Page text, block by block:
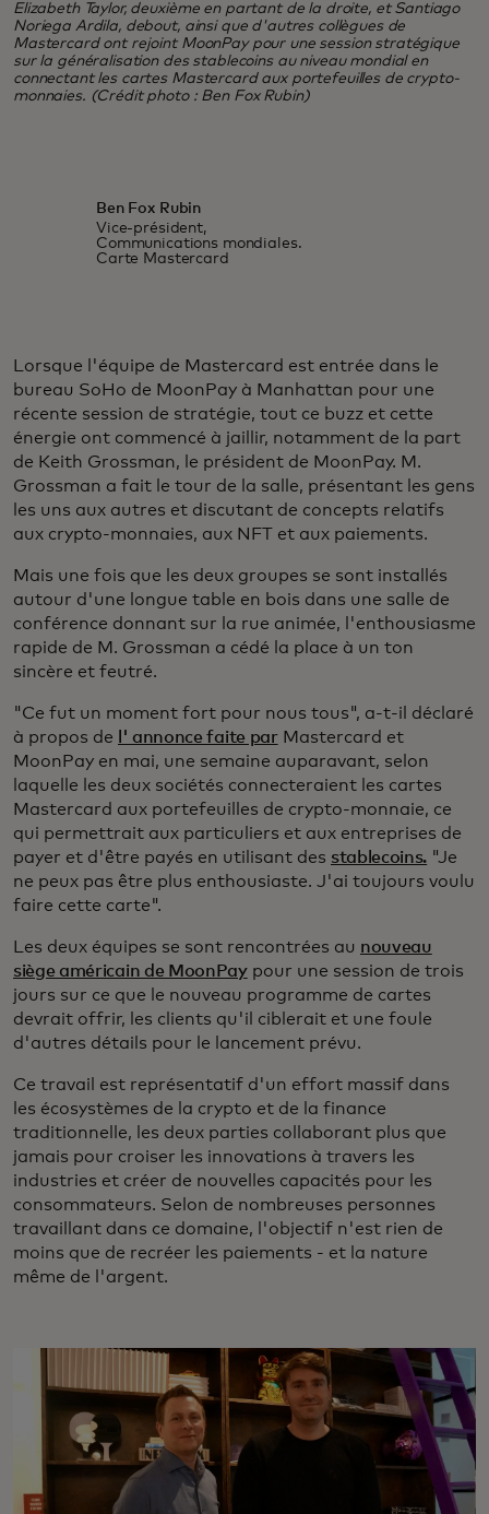
Elizabeth Taylor, deuxième en partant de la droite, et Santiago
Noriega Ardila, debout, ainsi que d'autres collègues de
Mastercard ont rejoint MoonPay pour une session stratégique
sur la généralisation des stablecoins au niveau mondial en
connectant les cartes Mastercard aux portefeuilles de crypto-
monnaies. (Crédit photo : Ben Fox Rubin)
Ben Fox Rubin
Vice-président,
Communications mondiales.
Carte Mastercard
Lorsque l'équipe de Mastercard est entrée dans le
bureau SoHo de MoonPay à Manhattan pour une
récente session de stratégie, tout ce buzz et cette
énergie ont commencé à jaillir, notamment de la part
de Keith Grossman, le président de MoonPay. M.
Grossman a fait le tour de la salle, présentant les gens
les uns aux autres et discutant de concepts relatifs
aux crypto-monnaies, aux NFT et aux paiements.
Mais une fois que les deux groupes se sont installés
autour d'une longue table en bois dans une salle de
conférence donnant sur la rue animée, l'enthousiasme
rapide de M. Grossman a cédé la place à un ton
sincère et feutré.
"Ce fut un moment fort pour nous tous", a-t-il déclaré
à propos de
l' annonce faite parMastercard et
MoonPay en mai, une semaine auparavant, selon
laquelle les deux sociétés connecteraient les cartes
Mastercard aux portefeuilles de crypto-monnaie, ce
qui permettrait aux particuliers et aux entreprises de
payer et d'être payés en utilisant des stablecoins. "Je
ne peux pas être plus enthousiaste. J'ai toujours voulu
faire cette carte".
Les deux équipes se sont rencontrées au nouveau
siège américain de MoonPaypour une session de trois
jours sur ce que le nouveau programme de cartes
devrait offrir, les clients qu'il ciblerait et une foule
d'autres détails pour le lancement prévu.
Ce travail est représentatif d'un effort massif dans
les écosystèmes de la crypto et de la finance
traditionnelle, les deux parties collaborant plus que
jamais pour croiser les innovations à travers les
industries et créer de nouvelles capacités pour les
consommateurs. Selon de nombreuses personnes
travaillant dans ce domaine, l'objectif n'est rien de
moins que de recréer les paiements - et la nature
même de l'argent.